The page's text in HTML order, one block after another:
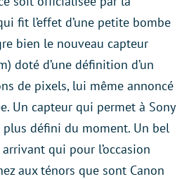
fit l’effet d’une petite bombe
bien le nouveau capteur
doté d’une définition d’un
de pixels, lui même annoncé
Un capteur qui permet à Sony
défini du moment. Un bel
qui pour l’occasion
aux ténors que sont Canon